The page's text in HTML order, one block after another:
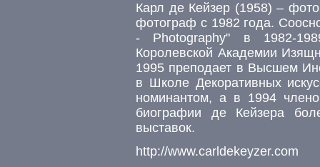
Карл де Кейзер (1958) –
фотограф с 1982 года.
- Photography" в 1982-
Королевской Академии
1995 преподает в Высшем
в Школе Декоративных
номинантом, а в 1994
биографии де Кейзера
выставок.
http://www.carldekeyzer.com